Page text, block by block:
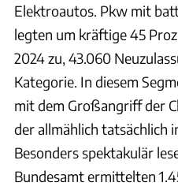
Elektroautos. Pkw mit
legten um kräftige 45
2024 zu, 43.060
Kategorie. In diesem
mit dem Großangriff der
der allmählich tatsächlich
Besonders spektakulär
Bundesamt ermittelten